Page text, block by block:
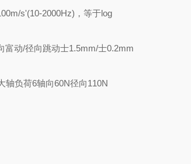
s'(10-2000Hz)，等于log
富动/径向跳动士1.5mm/士0.2mm
轴负荷6轴向60N径向110N